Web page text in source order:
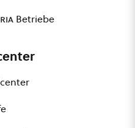
Betriebe